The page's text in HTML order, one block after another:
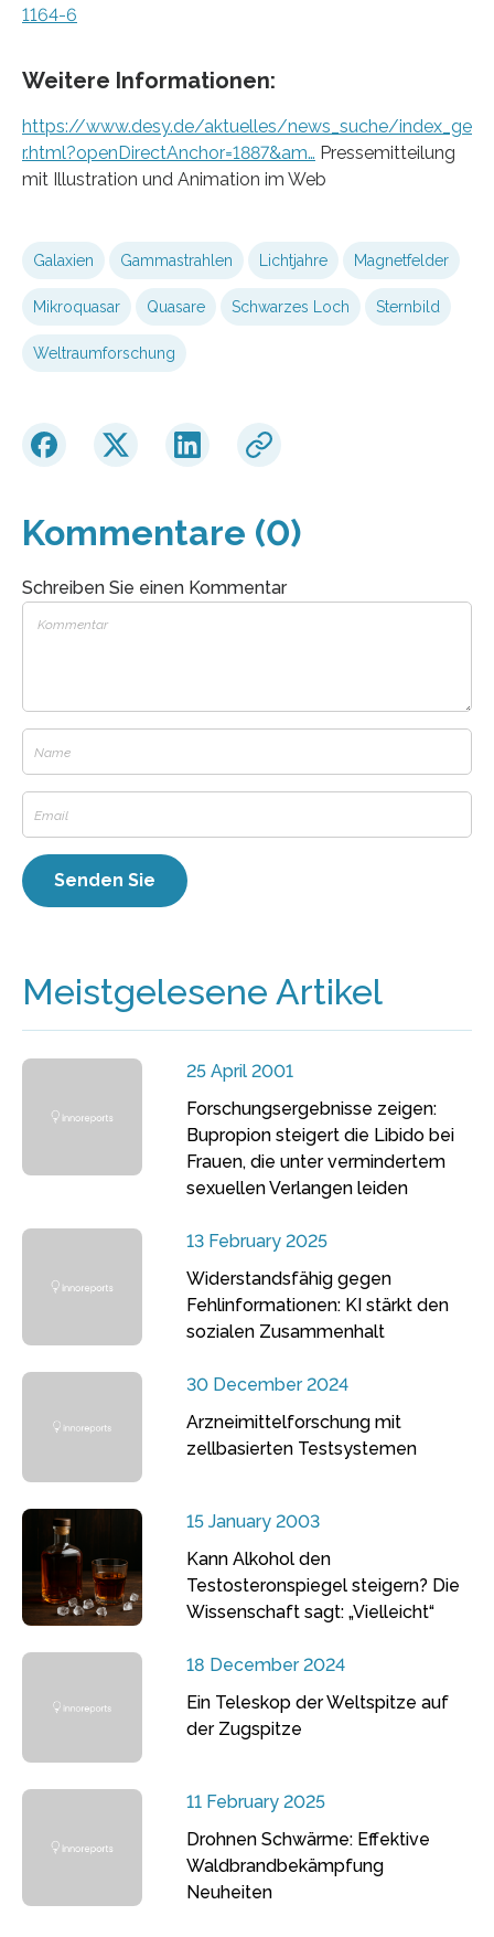
1164-6
Weitere Informationen:
https://www.desy.de/aktuelles/news_suche/index_ge
r.html?openDirectAnchor=1887&am… Pressemitteilung
mit Illustration und Animation im Web
Galaxien Gammastrahlen Lichtjahre Magnetfelder
Mikroquasar Quasare Schwarzes Loch Sternbild
Weltraumforschung
Kommentare (0)
Schreiben Sie einen Kommentar
Meistgelesene Artikel
25 April 2001
Forschungsergebnisse zeigen:
Bupropion steigert die Libido bei
Frauen, die unter vermindertem
sexuellen Verlangen leiden
13 February 2025
Widerstandsfähig gegen
Fehlinformationen: KI stärkt den
sozialen Zusammenhalt
30 December 2024
Arzneimittelforschung mit
zellbasierten Testsystemen
15 January 2003
Kann Alkohol den
Testosteronspiegel steigern? Die
Wissenschaft sagt: „Vielleicht“
18 December 2024
Ein Teleskop der Weltspitze auf
der Zugspitze
11 February 2025
Drohnen Schwärme: Effektive
Waldbrandbekämpfung
Neuheiten